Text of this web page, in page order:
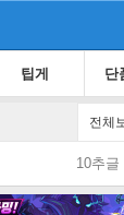
팁게 단
전체
10추글